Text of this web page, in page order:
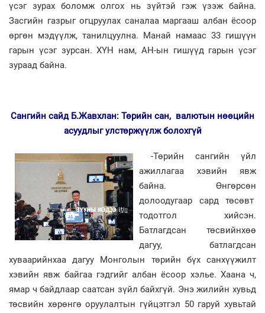
үсэг зурах боломж олгох нь зүйтэй гэж үзэж байна.
Засгийн газрыг огцруулах саналаа маргааш албан ёсоор
өргөн мэдүүлж, танилцуулна. Манай намаас 33 гишүүн
гарын үсэг зурсан. ХҮН нам, АН-ын гишүүд гарын үсэг
зураад байна.
Сангийн сайд Б.Жавхлан: Төрийн сан, валютын нөөцийн
асуудлыг улстөржүүлж болохгүй
-Төрийн сангийн үйл
ажиллагаа хэвийн явж
байна. Өнгөрсөн
долоодугаар сард төсөвт
тодотгол хийсэн.
Батлагдсан төсвийнхөө
дагуу, батлагдсан
хуваарийнхаа дагуу Монголын төрийн бүх санхүүжилт
хэвийн явж байгаа гэдгийг албан ёсоор хэлье. Хаана ч,
ямар ч байдлаар саатсан зүйл байхгүй. Энэ жилийн хувьд
төсвийн хөрөнгө оруулалтын гүйцэтгэл 50 гаруй хувьтай